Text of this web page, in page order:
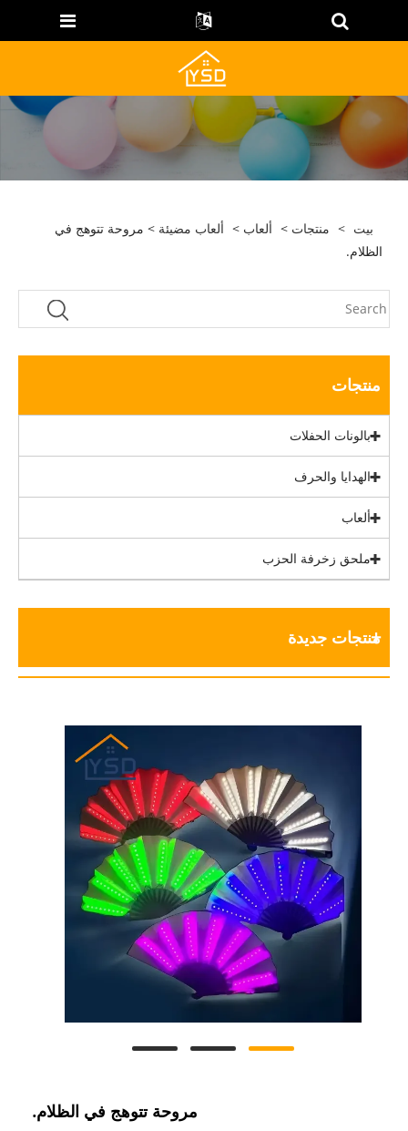
بيت > منتجات > ألعاب > ألعاب مضيئة > مروحة تتوهج في
الظلام.
منتجات
بالونات الحفلات
الهدايا والحرف
ألعاب
ملحق زخرفة الحزب
منتجات جديدة
مروحة تتوهج في الظلام.